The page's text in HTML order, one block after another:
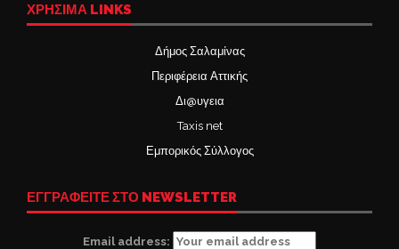
ΧΡΉΣΙΜΑ LINKS
Δήμος Σαλαμίνας
Περιφέρεια Αττικής
Δι@υγεια
Taxis net
Εμπορικός Σύλλογος
ΕΓΓΡΑΦΕΙΤΕ ΣΤΟ NEWSLETTER
Email address: